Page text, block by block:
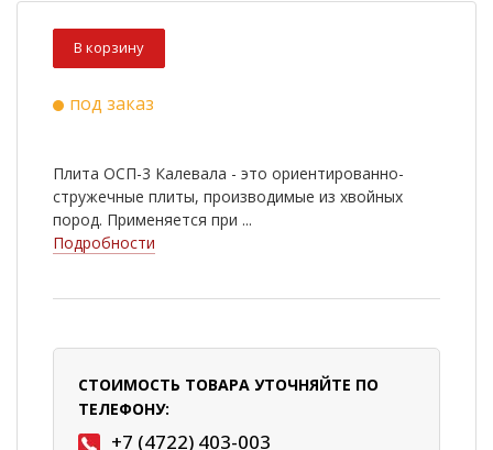
В корзину
под заказ
Плита ОСП-3 Калевала - это ориентированно-
стружечные плиты, производимые из хвойных
пород. Применяется при ...
Подробности
СТОИМОСТЬ ТОВАРА УТОЧНЯЙТЕ ПО
ТЕЛЕФОНУ:
+7 (4722) 403-003